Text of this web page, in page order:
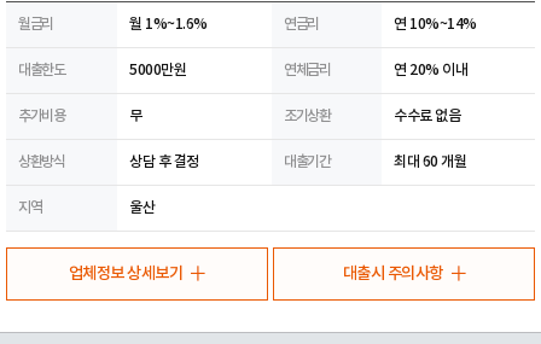
월금리 월 1%~1.6% 연금리 연 10%~14%
대출한도 5000만원 연체금리 연 20% 이내
추가비용 무 조기상환 수수료 없음
상환방식 상담 후 결정 대출기간 최대 60 개월
지역 울산
업체정보 상세보기 대출시 주의사항